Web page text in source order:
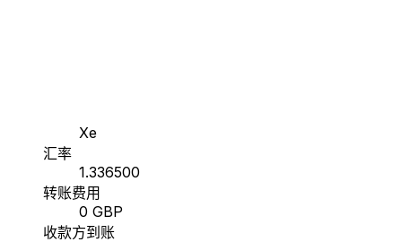
Xe
汇率
1.336500
转账费用
0 GBP
收款方到账